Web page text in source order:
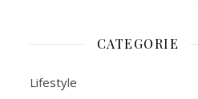
CATEGORIE
Lifestyle